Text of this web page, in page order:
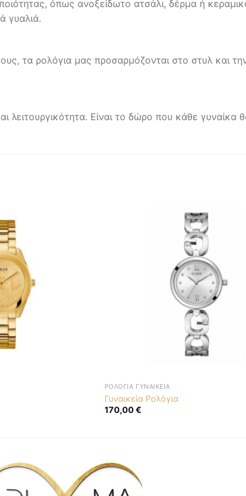
όπως ανοξείδωτο ατσάλι, δέρμα ή
γυαλιά.
τα ρολόγια μας προσαρμόζονται στο στυλ και
λειτουργικότητα. Είναι το δώρο που κάθε
ΡΟΛΌΓΙΑ ΓΥΝΑΙΚΕΊΑ
Γυναικεία Ρολόγια
170,00€